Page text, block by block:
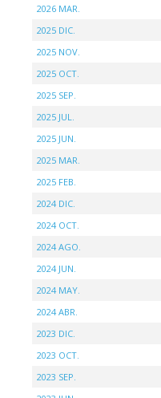
2026 MAR.
2025 DIC.
2025 NOV.
2025 OCT.
2025 SEP.
2025 JUL.
2025 JUN.
2025 MAR.
2025 FEB.
2024 DIC.
2024 OCT.
2024 AGO.
2024 JUN.
2024 MAY.
2024 ABR.
2023 DIC.
2023 OCT.
2023 SEP.